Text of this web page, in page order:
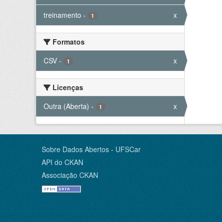
treinamento - 1 x
Formatos
CSV - 1 x
Licenças
Outra (Aberta) - 1 x
Sobre Dados Abertos - UFSCar
API do CKAN
Associação CKAN